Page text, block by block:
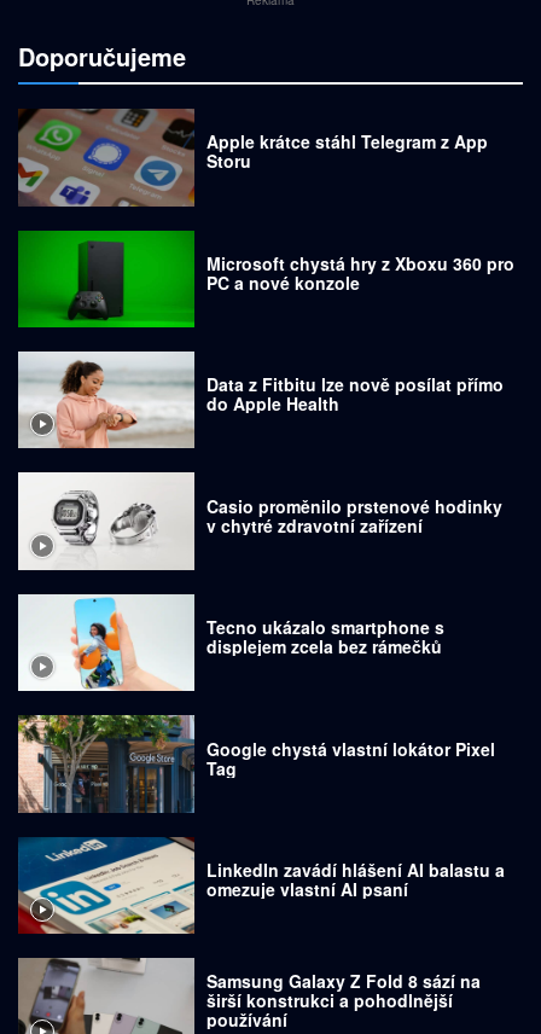
Doporučujeme
Apple krátce stáhl Telegram z App
Storu
Microsoft chystá hry z Xboxu 360 pro
PC a nové konzole
Data z Fitbitu lze nově posílat přímo
do Apple Health
Casio proměnilo prstenové hodinky
v chytré zdravotní zařízení
Tecno ukázalo smartphone s
displejem zcela bez rámečků
Google chystá vlastní lokátor Pixel
Tag
LinkedIn zavádí hlášení AI balastu a
omezuje vlastní AI psaní
Samsung Galaxy Z Fold 8 sází na
širší konstrukci a pohodlnější
používání